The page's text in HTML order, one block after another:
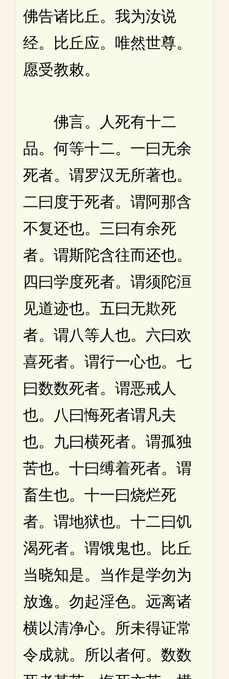
佛告诸比丘。我为汝说
经。比丘应。唯然世尊。
愿受教敕。
佛言。人死有十二
品。何等十二。一曰无余
死者。谓罗汉无所著也。
二曰度于死者。谓阿那含
不复还也。三曰有余死
者。谓斯陀含往而还也。
四曰学度死者。谓须陀洹
见道迹也。五曰无欺死
者。谓八等人也。六曰欢
喜死者。谓行一心也。七
曰数数死者。谓恶戒人
也。八曰悔死者谓凡夫
也。九曰横死者。谓孤独
苦也。十曰缚着死者。谓
畜生也。十一曰烧烂死
者。谓地狱也。十二曰饥
渴死者。谓饿鬼也。比丘
当晓知是。当作是学勿为
放逸。勿起淫色。远离诸
横以清净心。所未得证常
令成就。所以者何。数数